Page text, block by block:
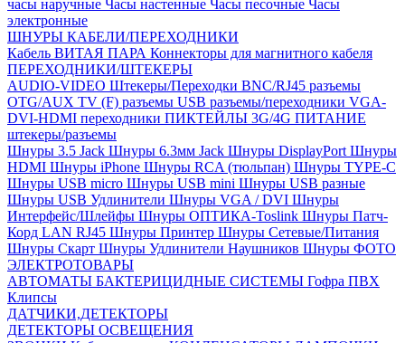
часы наручные Часы настенные Часы песочные Часы
электронные
ШНУРЫ КАБЕЛИ/ПЕРЕХОДНИКИ
Кабель ВИТАЯ ПАРА Коннекторы для магнитного кабеля
ПЕРЕХОДНИКИ/ШТЕКЕРЫ
AUDIO-VIDEO Штекеры/Переходки BNC/RJ45 разъемы
OTG/AUX TV (F) разъемы USB разъемы/переходники VGA-
DVI-HDMI переходники ПИКТЕЙЛЫ 3G/4G ПИТАНИЕ
штекеры/разъемы
Шнуры 3.5 Jack Шнуры 6.3мм Jack Шнуры DisplayPort Шнуры
HDMI Шнуры iPhone Шнуры RCA (тюльпан) Шнуры TYPE-C
Шнуры USB micro Шнуры USB mini Шнуры USB разные
Шнуры USB Удлинители Шнуры VGA / DVI Шнуры
Интерфейс/Шлейфы Шнуры ОПТИКА-Toslink Шнуры Патч-
Корд LAN RJ45 Шнуры Принтер Шнуры Сетевые/Питания
Шнуры Скарт Шнуры Удлинители Наушников Шнуры ФОТО
ЭЛЕКТРОТОВАРЫ
АВТОМАТЫ БАКТЕРИЦИДНЫЕ СИСТЕМЫ Гофра ПВХ
Клипсы
ДАТЧИКИ,ДЕТЕКТОРЫ
ДЕТЕКТОРЫ ОСВЕЩЕНИЯ